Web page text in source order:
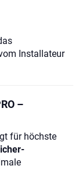
Installateur
–
für höchste